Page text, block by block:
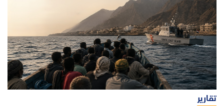
تقارير